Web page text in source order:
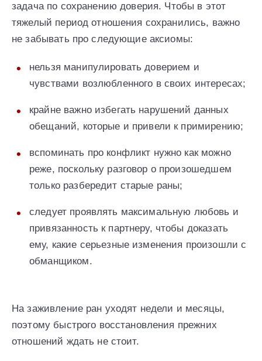
задача по сохранению доверия. Чтобы в этот
тяжелый период отношения сохранились, важно
не забывать про следующие аксиомы:
нельзя манипулировать доверием и
чувствами возлюбленного в своих интересах;
крайне важно избегать нарушений данных
обещаний, которые и привели к примирению;
вспоминать про конфликт нужно как можно
реже, поскольку разговор о произошедшем
только разбередит старые раны;
следует проявлять максимальную любовь и
привязанность к партнеру, чтобы доказать
ему, какие серьезные изменения произошли с
обманщиком.
На заживление ран уходят недели и месяцы,
поэтому быстрого восстановления прежних
отношений ждать не стоит.